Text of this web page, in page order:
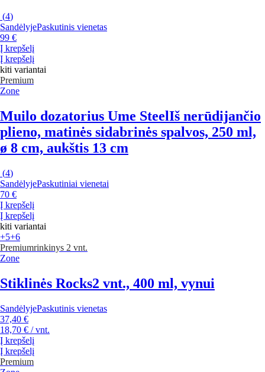
(4)
SandėlyjePaskutinis vienetas
99 €
Į krepšelį
Į krepšelį
kiti variantai
Premium
Zone
Muilo dozatorius Ume SteelIš nerūdijančio
plieno, matinės sidabrinės spalvos, 250 ml,
ø 8 cm, aukštis 13 cm
(4)
SandėlyjePaskutiniai vienetai
70 €
Į krepšelį
Į krepšelį
kiti variantai
+5+6
Premiumrinkinys 2 vnt.
Zone
Stiklinės Rocks2 vnt., 400 ml, vynui
SandėlyjePaskutinis vienetas
37,40 €
18,70 € / vnt.
Į krepšelį
Į krepšelį
Premium